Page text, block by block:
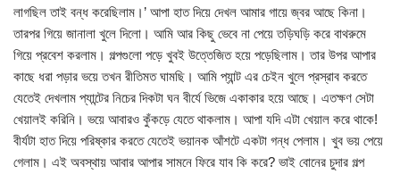
লাগছিল তাই বন্ধ করেছিলাম।’ আপা হাত দিয়ে দেখল আমার গায়ে জ্বর আছে কিনা।
তারপর গিয়ে জানালা খুলে দিলো। আমি আর কিছু ভেবে না পেয়ে তড়িঘড়ি করে বাথরুমে
গিয়ে প্রবেশ করলাম। গল্পগুলো পড়ে খুবই উত্তেজিত হয়ে পড়েছিলাম। তার উপর আপার
কাছে ধরা পড়ার ভয়ে তখন রীতিমত ঘামছি। আমি প্যান্ট এর চেইন খুলে প্রস্রাব করতে
যেতেই দেখলাম প্যান্টের নিচের দিকটা ঘন বীর্যে ভিজে একাকার হয়ে আছে। এতক্ষণ সেটা
খেয়ালই করিনি। ভয়ে আবারও কুঁকড়ে যেতে থাকলাম। আপা যদি এটা খেয়াল করে থাকে!
বীর্যটা হাত দিয়ে পরিষ্কার করতে যেতেই ভয়ানক আঁশটে একটা গন্ধ পেলাম। খুব ভয় পেয়ে
গেলাম। এই অবস্থায় আবার আপার সামনে ফিরে যাব কি করে? ভাই বোনের চুদার গল্প